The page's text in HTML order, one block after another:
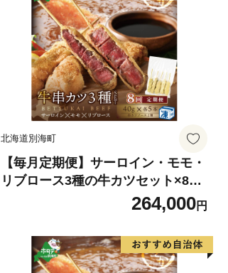
北海道別海町
【毎月定期便】サーロイン・モモ・
リブロース3種の牛カツセット×8ヵ
月【NDM080096】（串あげ処のど
264,000円